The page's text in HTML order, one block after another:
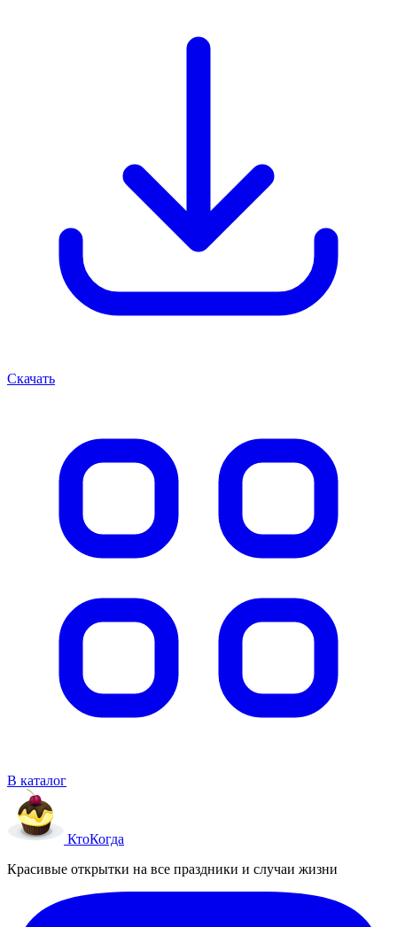
Скачать
В каталог
КтоКогда
Красивые открытки на все праздники и случаи жизни